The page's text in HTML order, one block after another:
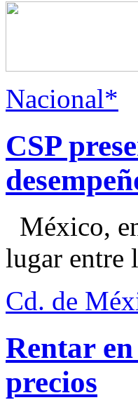
Nacional*
CSP
México,
lugar entre
Cd. de
Rentar
precios